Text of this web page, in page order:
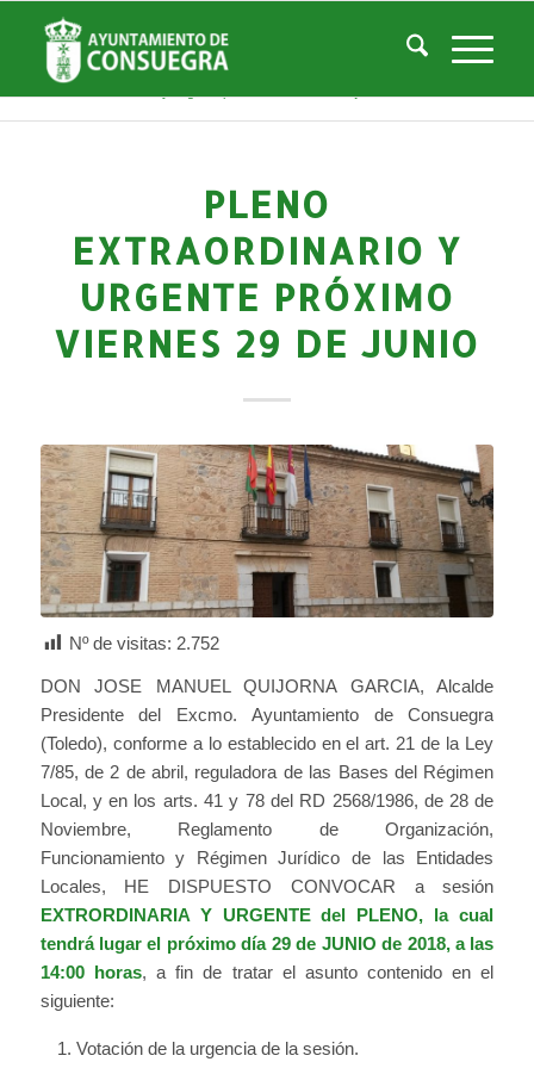
Noticias
Usted está aquí: Inicio / Noticias
Histórico Noticias
/
PLENO
EXTRAORDINARIO Y
URGENTE PRÓXIMO
VIERNES 29 DE JUNIO
Nº de visitas: 2.752
DON JOSE MANUEL QUIJORNA GARCIA, Alcalde
Presidente del Excmo. Ayuntamiento de Consuegra
(Toledo), conforme a lo establecido en el art. 21 de la Ley
7/85, de 2 de abril, reguladora de las Bases del Régimen
Local, y en los arts. 41 y 78 del RD 2568/1986, de 28 de
Noviembre, Reglamento de Organización,
Funcionamiento y Régimen Jurídico de las Entidades
Locales, HE DISPUESTO CONVOCAR a sesión
EXTRORDINARIA Y URGENTE del PLENO, la cual
tendrá lugar el próximo día 29 de JUNIO de 2018, a las
14:00 horas, a fin de tratar el asunto contenido en el
siguiente:
Votación de la urgencia de la sesión.